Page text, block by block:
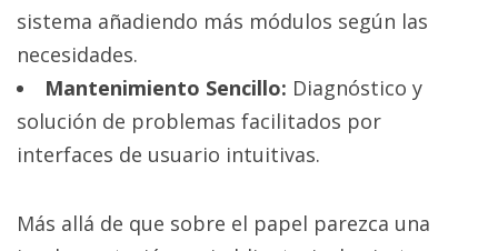
sistema añadiendo más módulos según las
necesidades.
Mantenimiento Sencillo: Diagnóstico y
solución de problemas facilitados por
interfaces de usuario intuitivas.
Más allá de que sobre el papel parezca una